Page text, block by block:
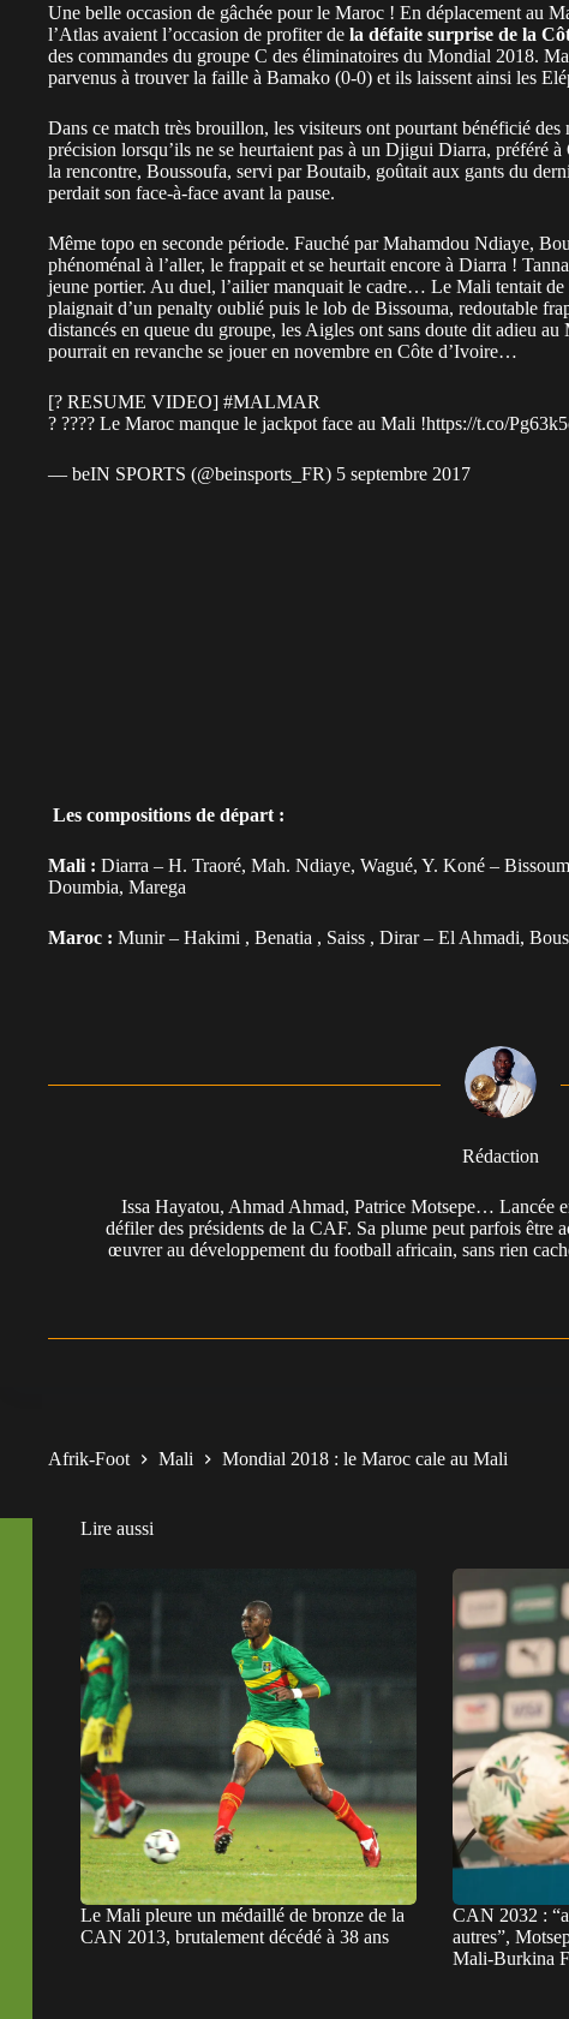
Une belle occasion de gâchée pour le Maroc ! En déplacement au
l’Atlas avaient l’occasion de profiter de la défaite surprise de la
des commandes du groupe C des éliminatoires du Mondial 2018.
parvenus à trouver la faille à Bamako (0-0) et ils laissent ainsi les
Dans ce match très brouillon, les visiteurs ont pourtant bénéficié
précision lorsqu’ils ne se heurtaient pas à un Djigui Diarra, préféré
la rencontre, Boussoufa, servi par Boutaib, goûtait aux gants du
perdait son face-à-face avant la pause.
Même topo en seconde période. Fauché par Mahamdou Ndiaye,
phénoménal à l’aller, le frappait et se heurtait encore à Diarra !
jeune portier. Au duel, l’ailier manquait le cadre… Le Mali tentait
plaignait d’un penalty oublié puis le lob de Bissouma, redoutable
distancés en queue du groupe, les Aigles ont sans doute dit adieu
pourrait en revanche se jouer en novembre en Côte d’Ivoire…
[? RESUME VIDEO] #MALMAR
? ???? Le Maroc manque le jackpot face au Mali !https://t.co/
— beIN SPORTS (@beinsports_FR) 5 septembre 2017
Les compositions de départ :
Mali : Diarra – H. Traoré, Mah. Ndiaye, Wagué, Y. Koné –
Doumbia, Marega
Maroc : Munir – Hakimi , Benatia , Saiss , Dirar – El Ahmadi,
Rédaction
Issa Hayatou, Ahmad Ahmad, Patrice Motsepe… Lancée
défiler des présidents de la CAF. Sa plume peut parfois être
œuvrer au développement du football africain, sans rien
Afrik-Foot Mali Mondial 2018 : le Maroc cale au Mali
Lire aussi
Le Mali pleure un médaillé de bronze de la
CAN 2013, brutalement décédé à 38 ans
CAN 2032 :
autres”,
Mali-Burkina